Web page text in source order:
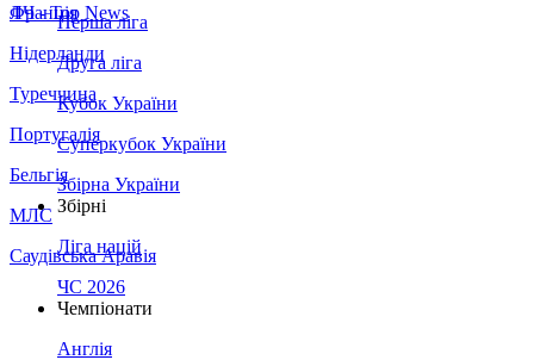
Франція
Нідерланди
Туреччина
Португалія
Бельгія
МЛС
Саудівська Аравія
ЛЧ - Top News
Перша ліга
Друга ліга
Кубок України
Суперкубок України
Збірна України
Збірні
Ліга націй
ЧС 2026
Чемпіонати
Англія